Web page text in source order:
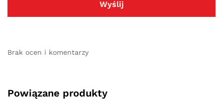
Brak ocen i komentarzy
Powiązane produkty